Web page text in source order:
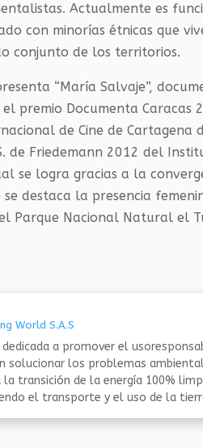
Actualmente es
con minorías étnicas que
conjunto de los territorios.
“María Salvaje”,
premio Documenta
de Cine de Cartagena
de Friedemann 2012 del
se logra gracias a la
destaca la presencia
Parque Nacional Natural el
World S.A.S
a promover el
solucionar los problemas
transición de la energía 100%
el transporte y el uso de la